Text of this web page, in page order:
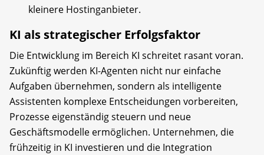
kleinere Hostinganbieter.
KI als strategischer Erfolgsfaktor
Die Entwicklung im Bereich KI schreitet rasant voran.
Zukünftig werden KI-Agenten nicht nur einfache
Aufgaben übernehmen, sondern als intelligente
Assistenten komplexe Entscheidungen vorbereiten,
Prozesse eigenständig steuern und neue
Geschäftsmodelle ermöglichen. Unternehmen, die
frühzeitig in KI investieren und die Integration